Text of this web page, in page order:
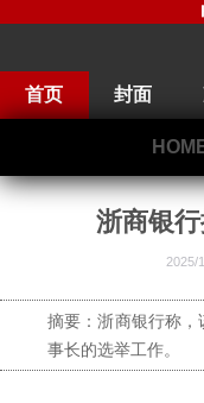
首页 封面
浙商银
2025/
摘要：浙商银行称
事长的选举工作。